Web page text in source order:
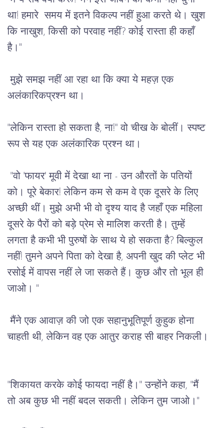
था! हमारे समय में इतने विकल्प नहीं हुआ करते थे। खुश
कि नाखुश, किसी को परवाह नहीं? कोई रास्ता ही कहाँ
है। "
मुझे समझ नहीं आ रहा था कि क्या ये महज़ एक
अलंकारिकप्रश्न था।
"लेकिन रास्ता हो सकता है, ना!" वो चीख के बोलीं। स्पष्ट
रूप से यह एक अलंकारिक प्रश्न था।
"वो 'फायर' मूवी में देखा था ना - उन औरतों के पतियों
को। पूरे बेकार! लेकिन कम से कम वे एक दूसरे के लिए
अच्छी थीं। मुझे अभी भी वो दृश्य याद है जहाँ एक महिला
दूसरे के पैरों को बड़े प्रेम से मालिश करती है। तुम्हें
लगता है कभी भी पुरुषों के साथ ये हो सकता है? बिल्कुल
नहीं! तुमने अपने पिता को देखा है, अपनी खुद की प्लेट भी
रसोई में वापस नहीं ले जा सकते हैं। कुछ और तो भूल ही
जाओ। "
मैंने एक आवाज़ की जो एक सहानुभूतिपूर्ण कुहुक होना
चाहती थी, लेकिन वह एक आतुर कराह सी बाहर निकली।
"शिकायत करके कोई फायदा नहीं है। " उन्होंने कहा, "मैं
तो अब कुछ भी नहीं बदल सकती। लेकिन तुम जाओ। "